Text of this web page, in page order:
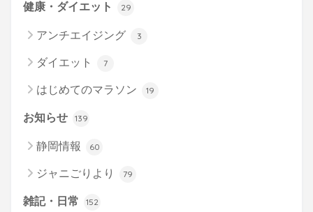
健康・ダイエット 29
アンチエイジング 3
ダイエット 7
はじめてのマラソン 19
お知らせ 139
静岡情報 60
ジャニごりより 79
雑記・日常 152